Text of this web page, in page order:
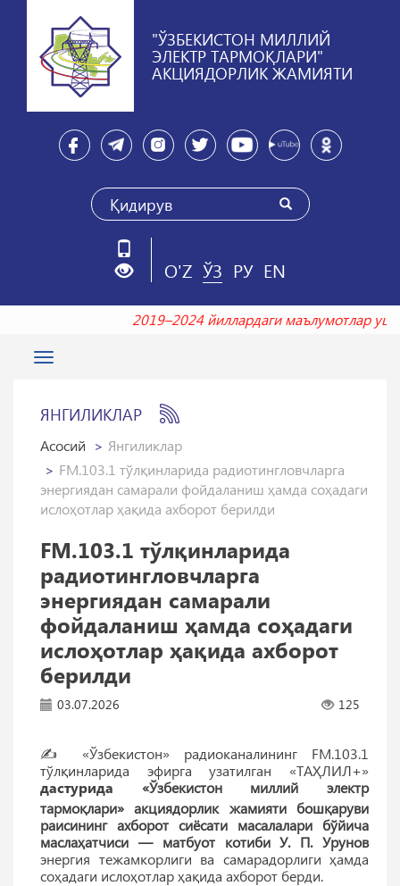
"ЎЗБЕКИСТОН МИЛЛИЙ
ЭЛЕКТР ТАРМОҚЛАРИ"
АКЦИЯДОРЛИК ЖАМИЯТИ
O'Z ЎЗ РУ EN
2019–2024 йиллардаги маълумотлар
Toggle
ЯНГИЛИКЛАР
Асосий
Янгиликлар
FM.103.1 тўлқинларида радиотингловчларга
энергиядан самарали фойдаланиш ҳамда соҳадаги
ислоҳотлар ҳақида ахборот берилди
FM.103.1 тўлқинларида
радиотингловчларга
энергиядан самарали
фойдаланиш ҳамда соҳадаги
ислоҳотлар ҳақида ахборот
берилди
03.07.2026 125
✍️ «Ўзбекистон» радиоканалининг FM.103.1
тўлқинларида эфирга узатилган «ТАҲЛИЛ+»
дастурида
«Ўзбекистон миллий электр
тармоқлари» акциядорлик жамияти бошқаруви
раисининг ахборот сиёсати масалалари бўйича
маслаҳатчиси — матбуот котиби У. П. Урунов
энергия тежамкорлиги ва самарадорлиги ҳамда
соҳадаги ислоҳотлар ҳақида ахборот берди.